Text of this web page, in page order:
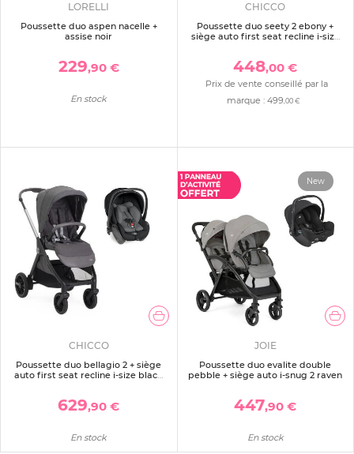
LORELLI
Poussette duo aspen nacelle +
assise noir
229,90 €
En stock
CHICCO
Poussette duo seety 2 ebony +
siège auto first seat recline i-size
448,00 €
Prix de vente conseillé par la
marque :499,00 €
CHICCO
Poussette duo bellagio 2 + siège
auto first seat recline i-size black
629,90 €
En stock
New
JOIE
Poussette duo evalite double
pebble + siège auto i-snug 2 raven
447,90 €
En stock